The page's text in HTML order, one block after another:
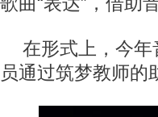
在形式上，今
员通过筑梦教师的